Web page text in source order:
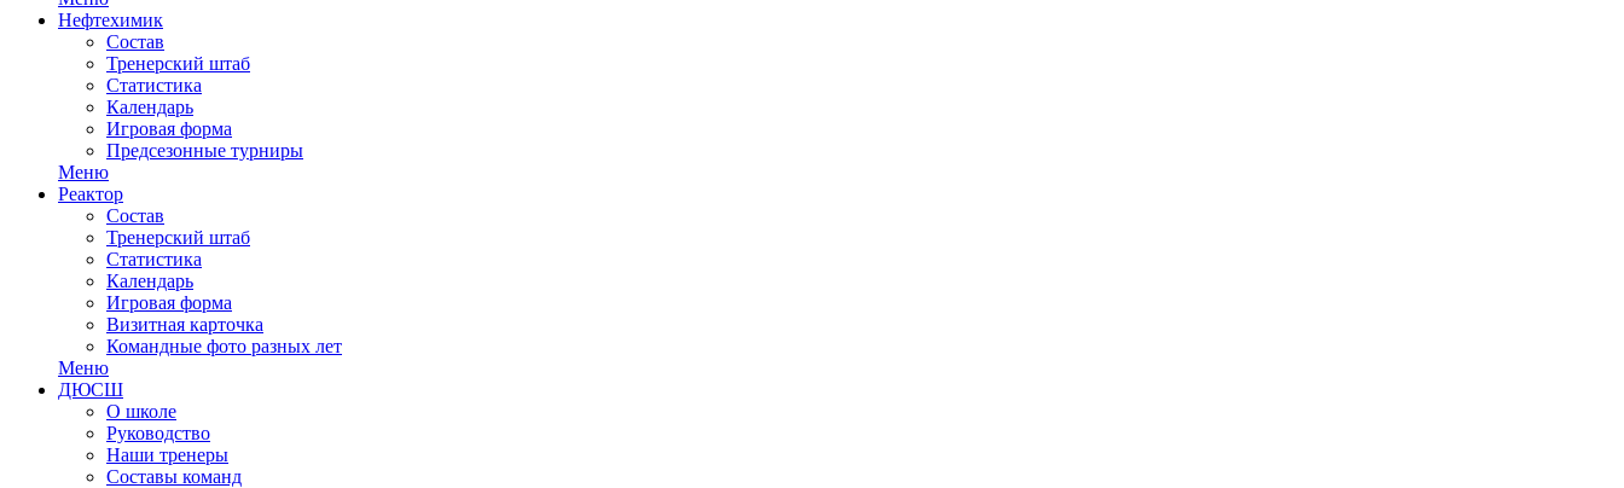
Нефтехимик
Состав
Тренерский штаб
Статистика
Календарь
Игровая форма
Предсезонные турниры
Меню
Реактор
Состав
Тренерский штаб
Статистика
Календарь
Игровая форма
Визитная карточка
Командные фото разных лет
Меню
ДЮСШ
О школе
Руководство
Наши тренеры
Составы команд